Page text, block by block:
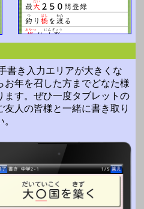
書き入力エリアが大きくな
お年を召した方までどなた様
ます。ぜひ一度タブレットの
人の皆様と一緒に書き取り